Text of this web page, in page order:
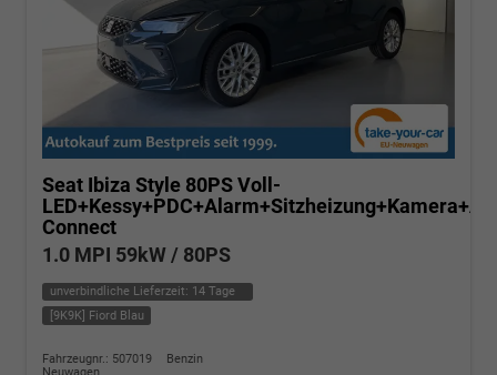
Seat Ibiza Style 80PS Voll-
Connect
1.0 MPI 59kW / 80PS
unverbindliche Lieferzeit: 14 Tage
[9K9K] Fiord Blau
Fahrzeugnr.: 507019
Benzin